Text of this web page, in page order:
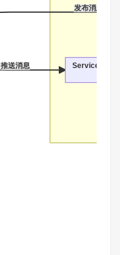
发布消息
推送消息 ServiceB